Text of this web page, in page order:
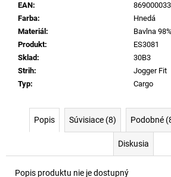
EAN:
Farba:
Hnedá
Materiál :
Bavlna
Produkt:
ES3081
Sklad :
30B3
Strih:
Jogger Fit
Typ: Cargo
Popis Súvisiace (8) Podobné
Diskusia
Popis produktu nie je dostupný